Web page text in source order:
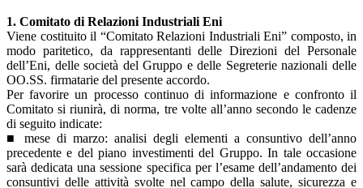
1. Comitato di Relazioni Industriali Eni
Viene costituito il “Comitato Relazioni Industriali Eni” composto, in
modo paritetico, da rappresentanti delle Direzioni del Personale
dell’Eni, delle società del Gruppo e delle Segreterie nazionali delle
OO.SS. firmatarie del presente accordo.
Per favorire un processo continuo di informazione e confronto il
Comitato si riunirà, di norma, tre volte all’anno secondo le cadenze
di seguito indicate:
■ mese di marzo: analisi degli elementi a consuntivo dell’anno
precedente e del piano investimenti del Gruppo. In tale occasione
sarà dedicata una sessione specifica per l’esame dell’andamento dei
consuntivi delle attività svolte nel campo della salute, sicurezza e